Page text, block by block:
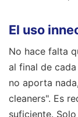
El uso
No hace falta
al final de
no aporta
cleaners". Es
suficiente.